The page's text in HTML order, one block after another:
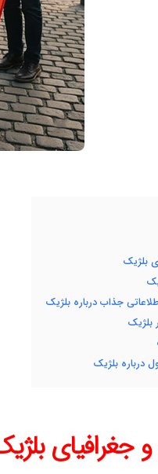
بلژیک
جذاب درباره بلژیک
بلژیک
درباره بلژیک
جغرافیای